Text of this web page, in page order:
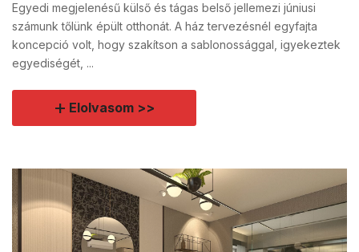
Egyedi megjelenésű külső és tágas belső jellemezi júniusi
számunk tőlünk épült otthonát. A ház tervezésnél egyfajta
koncepció volt, hogy szakítson a sablonossággal, igyekeztek
egyediségét, ...
Elolvasom >>